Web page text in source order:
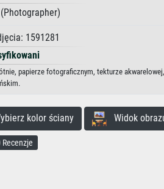
(Photographer)
1591281
papierze fotograficznym, tekturze
kolor ściany Widok
Recenzje